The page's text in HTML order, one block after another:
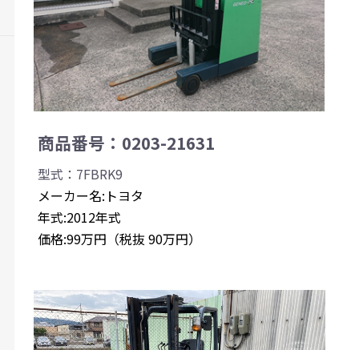
商品番号：0203-21631
型式：7FBRK9
メーカー名:トヨタ
年式:2012年式
価格:99万円（税抜 90万円）